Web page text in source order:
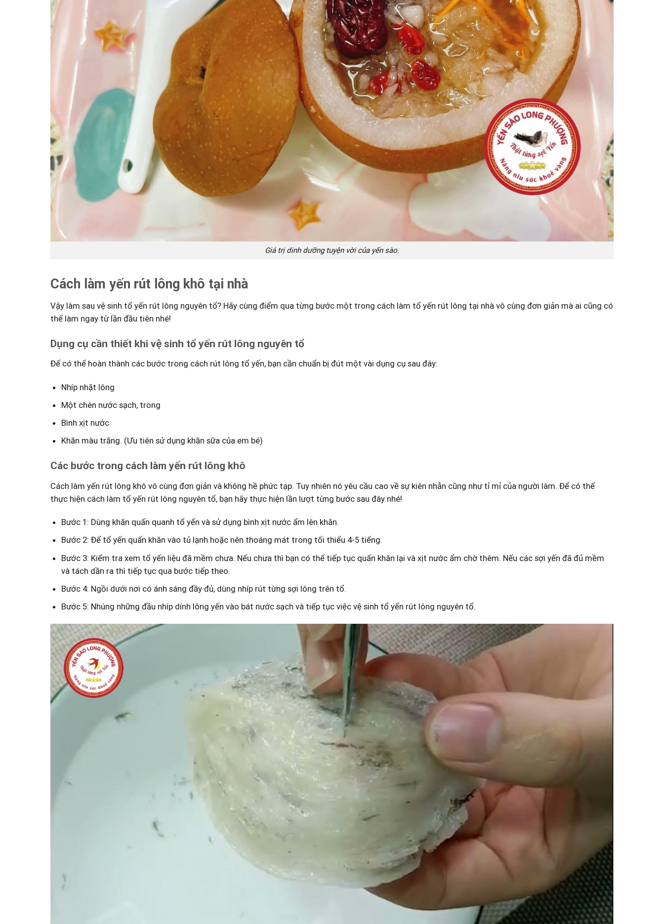
Giá trị dinh dưỡng tuyện vời của yến sào.
Cách làm yến rút lông khô tại nhà
Vậy làm sau vệ sinh tổ yến rút lông nguyên tổ? Hãy cùng điểm qua từng bước một trong cách làm tổ yến rút lông tại nhà vô cùng đơn giản mà ai cũng có
thể làm ngay từ lần đầu tiên nhé!
Dụng cụ cần thiết khi vệ sinh tổ yến rút lông nguyên tổ
Để có thể hoàn thành các bước trong cách rút lông tổ yến, bạn cần chuẩn bị đút một vài dụng cụ sau đây:
Nhíp nhặt lông
Một chén nước sạch, trong
Bình xịt nước
Khăn màu trắng. (Ưu tiên sử dụng khăn sữa của em bé)
Các bước trong cách làm yến rút lông khô
Cách làm yến rút lông khô vô cùng đơn giản và không hề phức tạp. Tuy nhiên nó yêu cầu cao về sự kiên nhẫn cũng như tỉ mỉ của người làm. Để có thể
thực hiện cách làm tổ yến rút lông nguyên tổ, bạn hãy thực hiện lần lượt từng bước sau đây nhé!
Bước 1: Dùng khăn quấn quanh tổ yến và sử dụng bình xịt nước ẩm lên khăn.
Bước 2: Để tổ yến quấn khăn vào tủ lạnh hoặc nên thoáng mát trong tối thiểu 4-5 tiếng.
Bước 3: Kiểm tra xem tổ yến liệu đã mềm chưa. Nếu chưa thì bạn có thể tiếp tục quấn khăn lại và xịt nước ẩm chờ thêm. Nếu các sợi yến đã đủ mềm
và tách dần ra thì tiếp tục qua bước tiếp theo.
Bước 4: Ngồi dưới nơi có ánh sáng đầy đủ, dùng nhíp rút từng sợi lông trên tổ.
Bước 5: Nhúng những đầu nhíp dính lông yến vào bát nước sạch và tiếp tục việc vệ sinh tổ yến rút lông nguyên tổ.